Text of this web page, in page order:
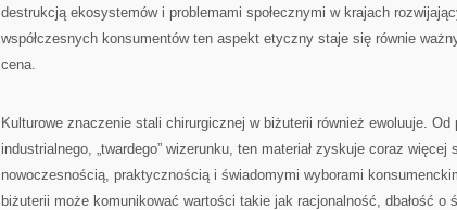
destrukcją ekosystemów i problemami społecznymi w krajach
współczesnych konsumentów ten aspekt etyczny staje się równie
cena.
Kulturowe znaczenie stali chirurgicznej w biżuterii również ewoluuje. Od
industrialnego, „twardego” wizerunku, ten materiał zyskuje coraz więcej
nowoczesnością, praktycznością i świadomymi wyborami
biżuterii może komunikować wartości takie jak racjonalność, dbałość o